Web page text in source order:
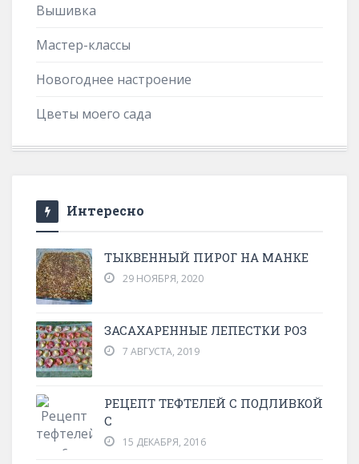
Вышивка
Мастер-классы
Новогоднее настроение
Цветы моего сада
Интересно
ТЫКВЕННЫЙ ПИРОГ НА МАНКЕ
29 НОЯБРЯ, 2020
ЗАСАХАРЕННЫЕ ЛЕПЕСТКИ РОЗ
7 АВГУСТА, 2019
РЕЦЕПТ ТЕФТЕЛЕЙ С ПОДЛИВКОЙ
С
15 ДЕКАБРЯ, 2016